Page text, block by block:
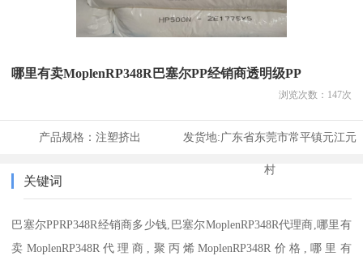
哪里有卖MoplenRP348R巴塞尔PP经销商透明级PP
浏览次数： 147次
产品规格： 注塑挤出 发货地:广东省东莞市常平镇元江元
村
关键词
巴塞尔PPRP348R经销商多少钱,巴塞尔MoplenRP348R代理商,哪里有
卖MoplenRP348R代理商,聚丙烯MoplenRP348R价格,哪里有